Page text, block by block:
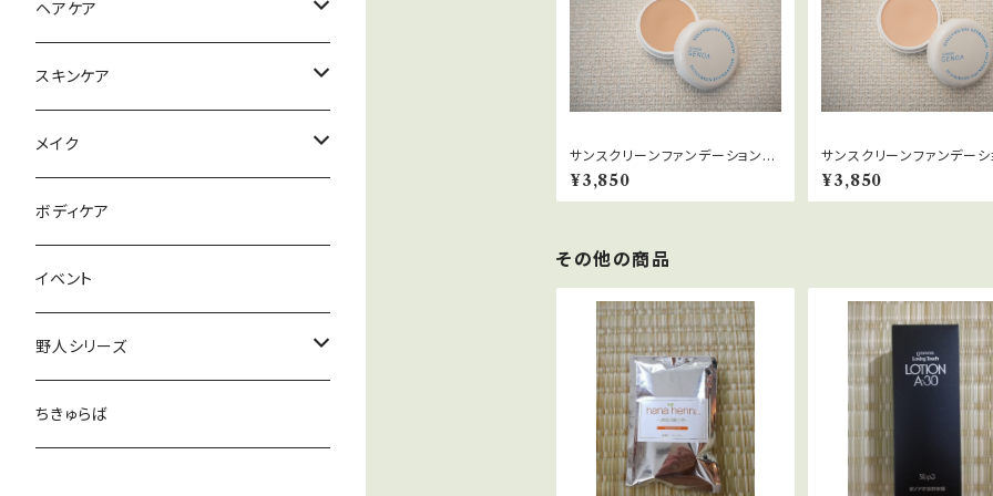
サンスクリーンファンデーションオ
ークル
¥3,850
サンスクリーンファンデーシ
2
¥3,850
その他の商品
ハナヘナナチュラル
ハナヘナハーバルブラウン
ハナヘナマホガニー
セルフヘナアイテム
ヘアケア
シャンプー
リンス
トリートメント
ワックス
スキンケア
メイク落とし
洗顔
パック
化粧水
クリーム
メイク
ファンデーション
リップ
ボディケア
イベント
野人シリーズ
むー塩
ちきゅらば